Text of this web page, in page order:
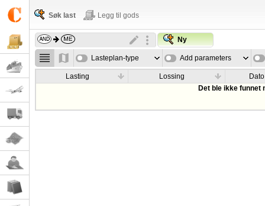
Søk last Legg til gods
Ny
Lasteplan-type Add parameters
Lasting Lossing
Dato
Det ble ikke funnet